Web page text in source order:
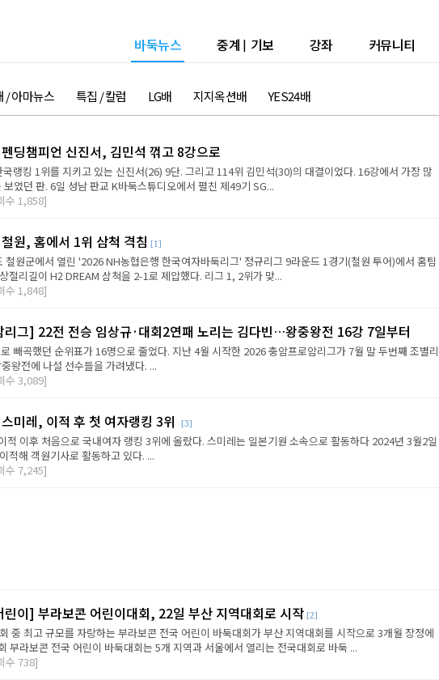
바둑뉴스 중계 | 기보 강좌 커뮤니티
/ 아마뉴스 특집 / 칼럼 LG배 지지옥션배 YES24배
딩챔피언 신진서, 김민석 꺾고 8강으로
랭킹 1위를 지키고 있는 신진서(26) 9단. 그리고 114위 김민석(30)의 대결이었다. 16강에서 가장 많
보였던 판. 6일 성남 판교 K바둑스튜디오에서 펼친 제49기 SG...
수 1,858]
원, 홈에서 1위 삼척 격침 [1]
철원군에서 열린 '2026 NH농협은행 한국여자바둑리그' 정규리그 9라운드 1경기(철원 투어)에서 홈팀
절리길이 H2 DREAM 삼척을 2-1로 제압했다. 리그 1, 2위가 맞...
수 1,848]
리그] 22전 전승 임상규·대회2연패 노리는 김다빈…왕중왕전 16강 7일부터
빼곡했던 순위표가 16명으로 줄었다. 지난 4월 시작한 2026 충암프로암리그가 7월 말 두번째 조별리
왕전에 나설 선수들을 가려냈다. ...
수 3,089]
미레, 이적 후 첫 여자랭킹 3위 [3]
적 이후 처음으로 국내여자 랭킹 3위에 올랐다. 스미레는 일본기원 소속으로 활동하다 2024년 3월2일
적해 객원기사로 활동하고 있다. ...
수 7,245]
린이] 부라보콘 어린이대회, 22일 부산 지역대회로 시작 [2]
중 최고 규모를 자랑하는 부라보콘 전국 어린이 바둑대회가 부산 지역대회를 시작으로 3개월 장정에
부라보콘 전국 어린이 바둑대회는 5개 지역과 서울에서 열리는 전국대회로 바둑 ...
수 738]